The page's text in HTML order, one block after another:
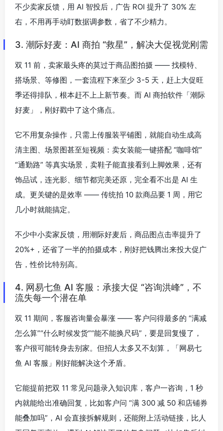
不少卖家反馈，用 AI 智投后，广告 ROI 提升了 30% 左
右，不用再手动盯数据调参数，省了不少精力。
3. 潮际好麦：AI 商拍 “救星”，解决大促视觉刚需
双 11 前，卖家最头疼的莫过于商品图拍摄 —— 找模特、
搭场景、等修图，一套流程下来至少 3-5 天，赶上大促旺
季还得排队，根本赶不上上新节奏。而 AI 商拍软件「潮际
好麦」，刚好戳中了这个痛点。
它不用复杂操作，只需上传服装平铺图，就能自动生成高
清主图、场景图甚至短视频：卖女装能一键搭配 “咖啡馆”
“通勤路” 等真实场景，卖鞋子能直接看到上脚效果，还有
饰品试，连光影、细节都完美还原，完全看不出是 AI 生
成。更关键的是效率 —— 传统拍 10 款商品要 1 周，用它
几小时就能搞定。
不少中小卖家反馈，用潮际好麦后，商品图点击率提升了
20%+，还省了一半的拍摄成本，刚好把钱腾出来投大促广
告，性价比特别高。
4. 网易七鱼 AI 客服：承接大促 “咨询洪峰”，不
流失每一个潜在单
双 11 期间，客服咨询量会暴涨 —— 客户问得最多的 “满减
怎么算”“什么时候发货”“能不能换尺码”，要是回复慢了，
客户很可能转身去别家。但招人太多又不划算，「网易七
鱼 AI 客服」刚好能解决这个矛盾。
它能提前把双 11 常见问题录入知识库，客户一咨询，1 秒
内就能给出准确回复，比如客户问 “满 300 减 50 和店铺券
能叠加吗”，AI 会直接拆解规则，还能附上活动链接，比人